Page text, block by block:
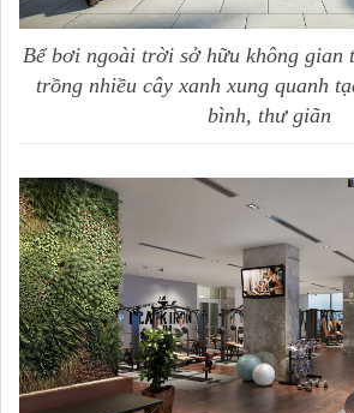
Bể bơi ngoài trời sở hữu không gian
trồng nhiều cây xanh xung quanh
bình, thư giãn